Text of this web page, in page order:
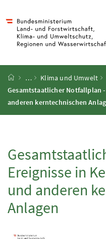
Startseite
…
Klima und Umwelt
Gesamtstaatlicher Notfallplan
anderen kerntechnischen
Ereignisse in
und anderen
Anlagen